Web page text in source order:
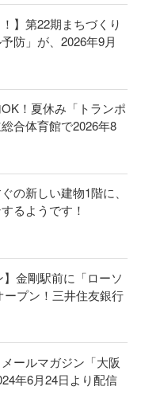
】第22期まちづくり
防」が、2026年9月
！夏休み「トランポ
合体育館で2026年8
の新しい建物1階に、
るようです！
】金剛駅前に「ローソ
プン！三井住友銀行
ールマガジン「大阪
年6月24日より配信